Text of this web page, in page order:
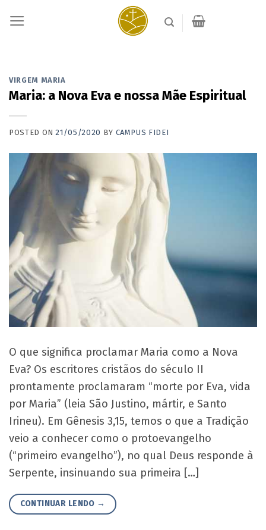
VIRGEM MARIA
Maria: a Nova Eva e nossa Mãe Espiritual
POSTED ON21/05/2020 BY CAMPUS FIDEI
O que significa proclamar Maria como a Nova
Eva? Os escritores cristãos do século II
prontamente proclamaram “morte por Eva, vida
por Maria” (leia São Justino, mártir, e Santo
Irineu). Em Gênesis 3,15, temos o que a Tradição
veio a conhecer como o protoevangelho
(“primeiro evangelho”), no qual Deus responde à
Serpente, insinuando sua primeira […]
CONTINUAR LENDO →